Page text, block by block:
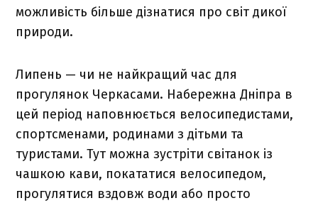
можливість більше дізнатися про світ дикої
природи.
Липень — чи не найкращий час для
прогулянок Черкасами. Набережна Дніпра в
цей період наповнюється велосипедистами,
спортсменами, родинами з дітьми та
туристами. Тут можна зустріти світанок із
чашкою кави, покататися велосипедом,
прогулятися вздовж води або просто